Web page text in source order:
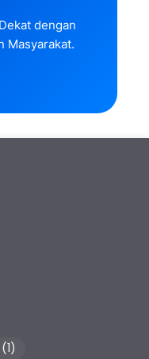
dengan
Masyarakat.
(1)